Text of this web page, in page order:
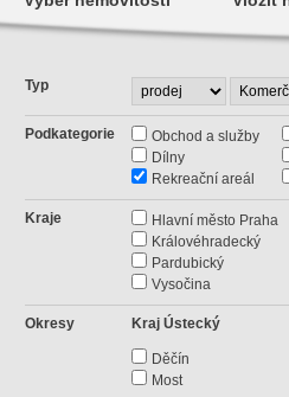
Typ
Podkategorie Obchod a služby
Dílny
Rekreační areál
Kraje Hlavní město Praha
Královéhradecký
Pardubický
Vysočina
Okresy Kraj Ústecký
Děčín
Most